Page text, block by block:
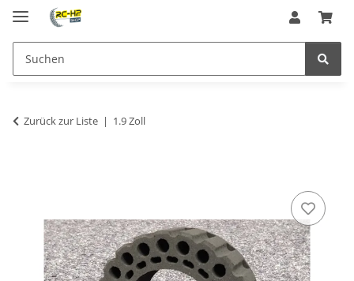
Zurück zur Liste 1.9 Zoll